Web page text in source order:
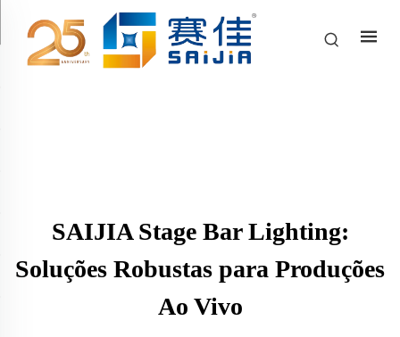
SAIJIA Stage Bar Lighting:
Soluções Robustas para Produções
Ao Vivo